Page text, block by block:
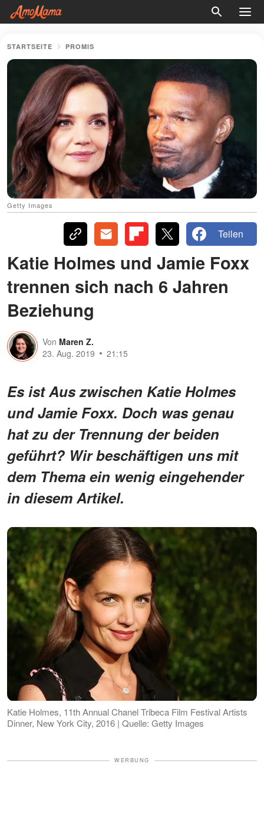
STARTSEITE PROMIS
Getty Images
Teilen
Katie Holmes und Jamie Foxx
trennen sich nach 6 Jahren
Beziehung
Von Maren Z.
23. Aug. 2019
21:15
Es ist Aus zwischen Katie Holmes
und Jamie Foxx. Doch was genau
hat zu der Trennung der beiden
geführt? Wir beschäftigen uns mit
dem Thema ein wenig eingehender
in diesem Artikel.
Katie Holmes, 11th Annual Chanel Tribeca Film Festival Artists
Dinner, New York City, 2016 | Quelle: Getty Images
WERBUNG